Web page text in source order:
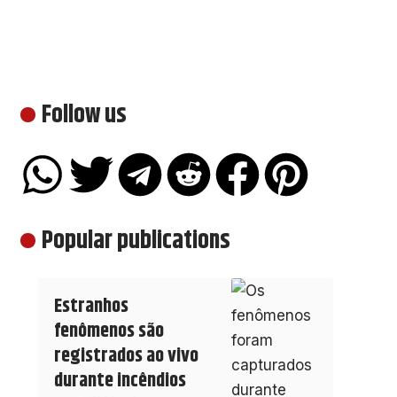
Follow us
Popular publications
Estranhos
fenômenos são
registrados ao vivo
durante incêndios